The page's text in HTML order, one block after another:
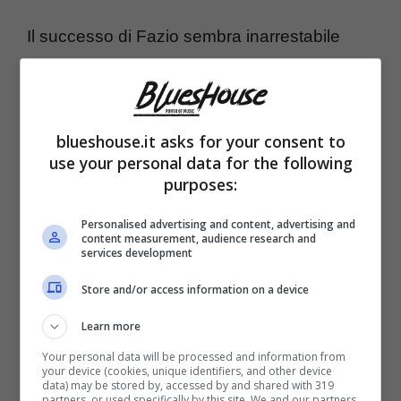
Il successo di Fazio sembra inarrestabile
“più piccola”. Per lui poco importa, i risultati lo
premiamo e per domenica è pronto a
lanciare un altro asso nella manica. Tra gli
ospiti di “Che Tempo Che Fa” ci sarà
Grillo
, lui che manca dagli schermi dal 2014,
quando arrivò negli studi di “Porta a Porta” di
Bruno Vespa.
Ed il grande riscontro del pubblico ha fatto
scattare la proposta di Fiorello di un possibile
blueshouse.it asks for your consent to
use your personal data for the following
purposes:
Personalised advertising and content, advertising and
content measurement, audience research and
services development
Store and/or access information on a device
Learn more
Your personal data will be processed and information from
your device (cookies, unique identifiers, and other device
data) may be stored by, accessed by and shared with 319